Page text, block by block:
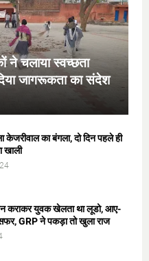
ने चलाया स्वच्छता
जागरूकता का संदेश
केजरीवाल का बंगला, दो दिन पहले ही
खाली
कराकर युवक खेलता था लूडो, आए-
GRP ने पकड़ा तो खुला राज